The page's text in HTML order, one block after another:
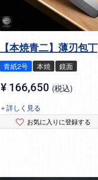
【本焼青二】薄刃包丁
青紙2号 本焼 鏡面
¥ 166,650 税込
＋詳しく見る
お気に入りに登録する